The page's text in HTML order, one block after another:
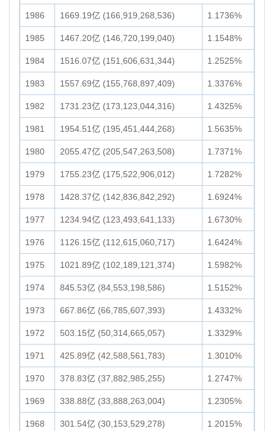
1986 1669.19亿 (166,919,268,536) 1.1736%
1985 1467.20亿 (146,720,199,040) 1.1548%
1984 1516.07亿 (151,606,631,344) 1.2525%
1983 1557.69亿 (155,768,897,409) 1.3376%
1982 1731.23亿 (173,123,044,316) 1.4325%
1981 1954.51亿 (195,451,444,268) 1.5635%
1980 2055.47亿 (205,547,263,508) 1.7371%
1979 1755.23亿 (175,522,906,012) 1.7282%
1978 1428.37亿 (142,836,842,292) 1.6924%
1977 1234.94亿 (123,493,641,133) 1.6730%
1976 1126.15亿 (112,615,060,717) 1.6424%
1975 1021.89亿 (102,189,121,374) 1.5982%
1974 845.53亿 (84,553,198,586) 1.5152%
1973 667.86亿 (66,785,607,393) 1.4332%
1972 503.15亿 (50,314,665,057) 1.3329%
1971 425.89亿 (42,588,561,783) 1.3010%
1970 378.83亿 (37,882,985,255) 1.2747%
1969 338.88亿 (33,888,263,004) 1.2305%
1968 301.54亿 (30,153,529,278) 1.2015%